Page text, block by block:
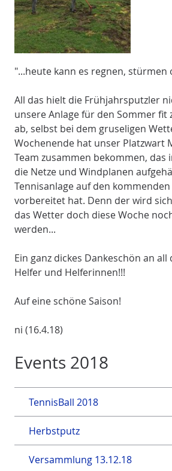
"...heute kann es regnen, stürmen
All das hielt die Frühjahrsputzler
unsere Anlage für den Sommer fit
ab, selbst bei dem gruseligen
Wochenende hat unser Platzwart
Team zusammen bekommen, das
die Netze und Windplanen
Tennisanlage auf den
vorbereitet hat. Denn der wird
das Wetter doch diese Woche
werden...
Ein ganz dickes Dankeschön an
Helfer und Helferinnen!!!
Auf eine schöne Saison!
ni (16.4.18)
Events 2018
TennisBall 2018
Herbstputz
Versammlung 13.12.18